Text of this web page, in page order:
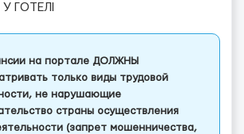
ГОТЕЛІ
на портале ДОЛЖНЫ
только виды трудовой
не нарушающие
страны осуществления
(запрет мошенничества,